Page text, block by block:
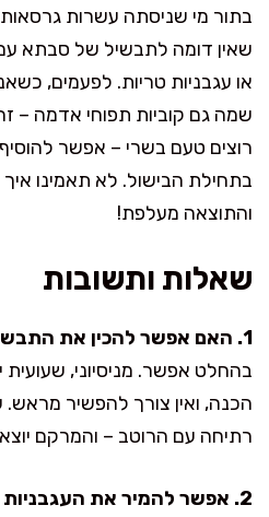
בתור מי שניסתה עשרות
שאין דומה לתבשיל של סבתא
או עגבניות טריות. לפעמים,
שמה גם קוביות תפוחי אדמה –
רוצים טעם בשרי – אפשר להוסיף
בתחילת הבישול. לא תאמינו
והתוצאה מעלפת!
שאלות ותשובות
1. האם אפשר להכין את התבשיל משעועית קפואה?
בהחלט אפשר. מניסיוני,
הכנה, ואין צורך להפשיר מראש.
רתיחה עם הרוטב – והמרקם
2. אפשר להמיר את העגבניות הטריות רק ברסק?